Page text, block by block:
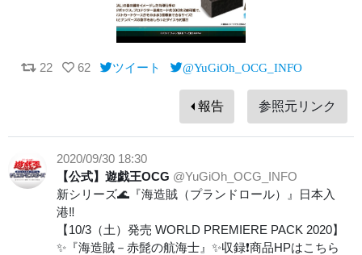
22 62 ツイート @YuGiOh_OCG_INFO
報告 参照元リンク
2020/09/30 18:30
【公式】遊戯王OCG @YuGiOh_OCG_INFO
新シリーズ🌊『海造賊（プランドロール）』日本入
港‼️
【10/3（土）発売 WORLD PREMIERE PACK 2020】
✨『海造賊－赤髭の航海士』✨収録❗️商品HPはこちら